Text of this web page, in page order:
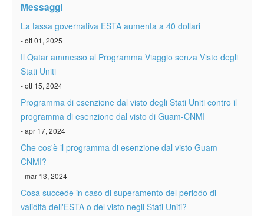
ESTA info
Contatto
Messaggi
La tassa governativa ESTA aumenta a 40 dollari
- ott 01, 2025
Il Qatar ammesso al Programma Viaggio senza Visto degli
Stati Uniti
- ott 15, 2024
Programma di esenzione dal visto degli Stati Uniti contro il
programma di esenzione dal visto di Guam-CNMI
- apr 17, 2024
Che cos'è il programma di esenzione dal visto Guam-
CNMI?
- mar 13, 2024
Cosa succede in caso di superamento del periodo di
validità dell'ESTA o del visto negli Stati Uniti?